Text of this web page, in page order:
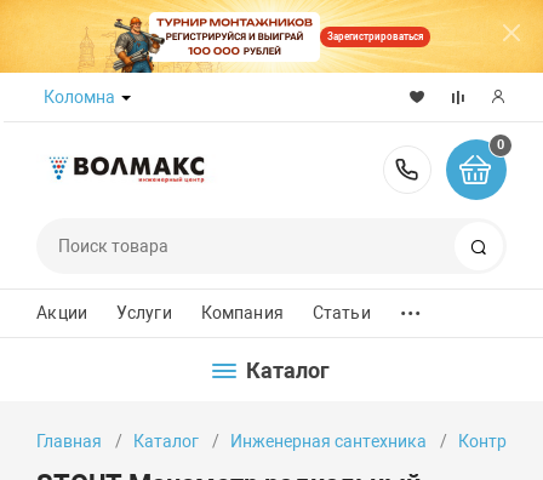
Зарегистрироваться
Коломна
8 (800)
0
Акции Услуги Компания Статьи ...
Каталог
Главная Каталог Инженерная сантехника